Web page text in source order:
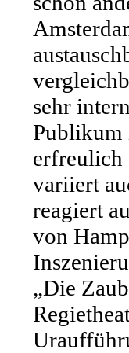
sehr
Publikum
erfreulich
variiert
reagiert
von
„Die